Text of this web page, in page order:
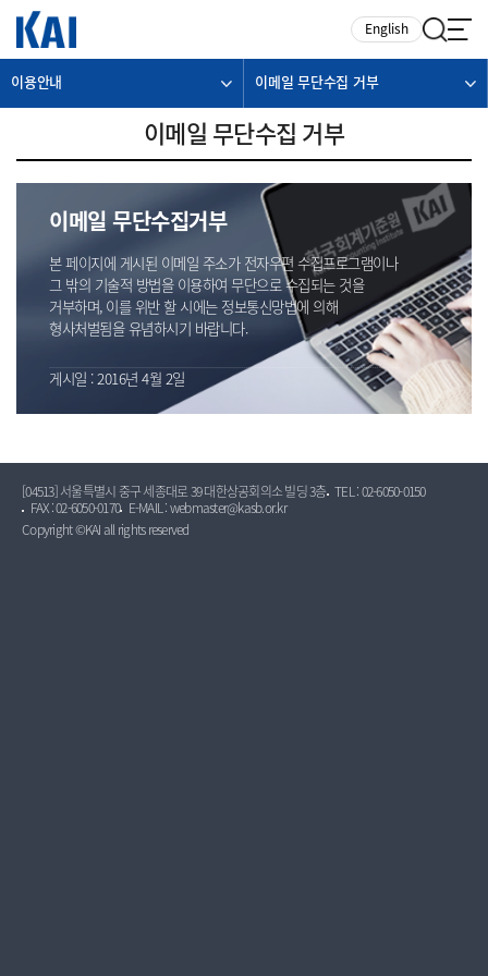
English
이용안내 이메일 무단수집 거부
이메일 무단수집 거부
이메일 무단수집거부
본 페이지에 게시된 이메일 주소가 전자우편 수집프로그램이나
그 밖의 기술적 방법을 이용하여 무단으로 수집되는 것을
거부하며, 이를 위반 할 시에는 정보통신망법에 의해
형사처벌됨을 유념하시기 바랍니다.
게시일 : 2016년 4월 2일
[04513] 서울특별시 중구 세종대로 39 대한상공회의소 빌딩 3층 TEL : 02-6050-0150
FAX : 02-6050-0170
E-MAIL : webmaster@kasb.or.kr
Copyright ©KAI all rights reserved